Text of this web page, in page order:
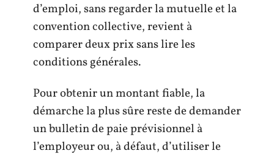
d’emploi, sans regarder la mutuelle et la
convention collective, revient à
comparer deux prix sans lire les
conditions générales.
Pour obtenir un montant fiable, la
démarche la plus sûre reste de demander
un bulletin de paie prévisionnel à
l’employeur ou, à défaut, d’utiliser le